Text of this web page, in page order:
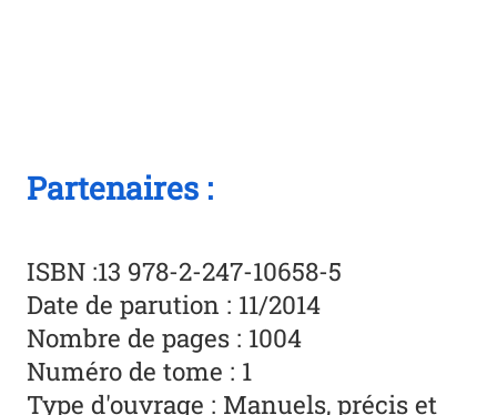
Partenaires :
ISBN :13 978-2-247-10658-5
Date de parution : 11/2014
Nombre de pages : 1004
Numéro de tome : 1
Type d'ouvrage : Manuels, précis et